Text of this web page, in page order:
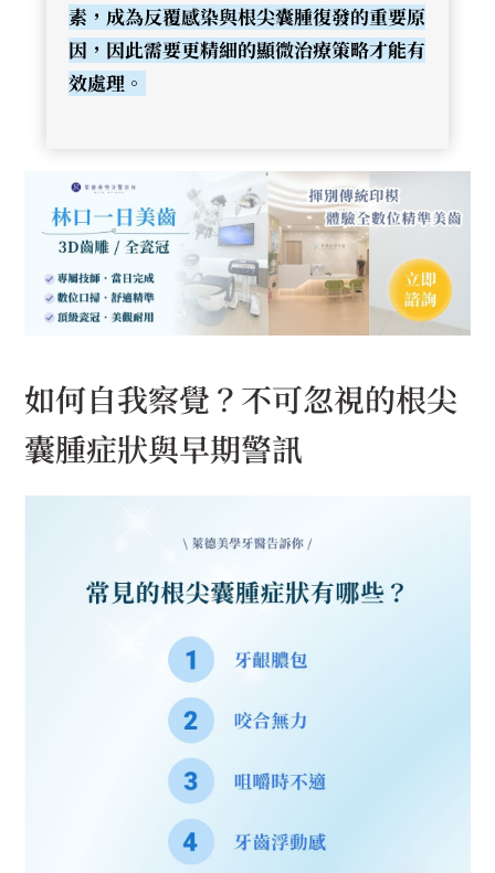
素，成為反覆感染與根尖囊腫復發的重要原
因，因此需要更精細的顯微治療策略才能有
效處理。
如何自我察覺？不可忽視的根尖
囊腫症狀與早期警訊